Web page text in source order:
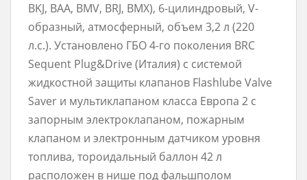
BKJ, BAA, BMV, BRJ, BMX), 6-цилиндровый, V-
образный, атмосферный, объем 3,2 л (220
л.с.). Установлено ГБО 4-го поколения BRC
Sequent Plug&Drive (Италия) с системой
жидкостной защиты клапанов Flashlube Valve
Saver и мультиклапаном класса Европа 2 с
запорным электроклапаном, пожарным
клапаном и электронным датчиком уровня
топлива, тороидальный баллон 42 л
расположен в нише под фальшполом